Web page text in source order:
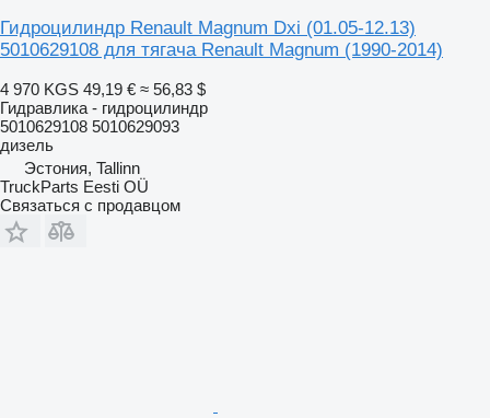
Гидроцилиндр Renault Magnum Dxi (01.05-12.13)
5010629108 для тягача Renault Magnum (1990-2014)
4 970 KGS 49,19 € ≈ 56,83 $
Гидравлика - гидроцилиндр
5010629108 5010629093
дизель
Эстония, Tallinn
TruckParts Eesti OÜ
Связаться с продавцом